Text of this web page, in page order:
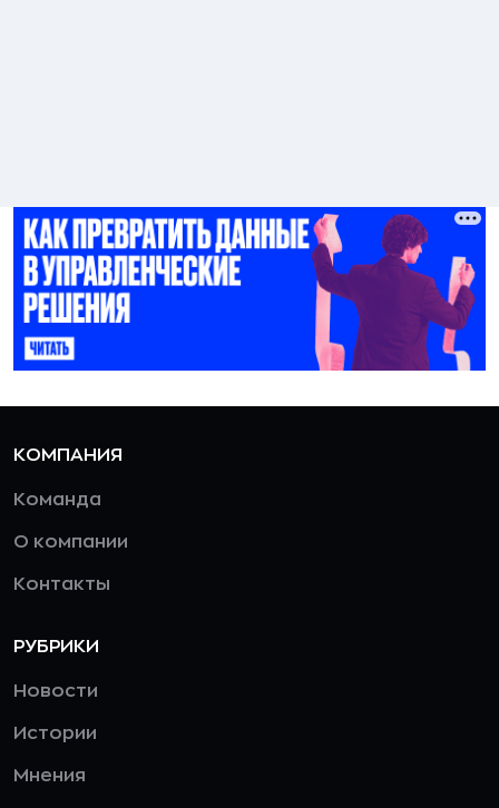
КОМПАНИЯ
Команда
О компании
Контакты
РУБРИКИ
Новости
Истории
Мнения